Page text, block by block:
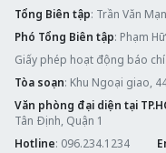
Tổng Biên tập: Trần Văn
Phó Tổng Biên tập: Phạm
Giấy phép hoạt động báo
Tòa soạn: Khu Ngoại giao,
Văn phòng đại diện tại
Tân Định, Quận 1
Hotline: 096.234.1234